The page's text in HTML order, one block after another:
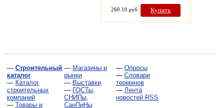
260.10 руб Купить
— Строительный
каталог
— Каталог
строительных
компаний
— Товары и
— Магазины и
рынки
— Выставки
— ГОСТы,
СНИПы,
СанПиНы
— Опросы
— Словари
терминов
— Лента
новостей RSS